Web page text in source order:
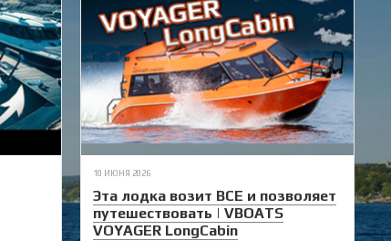
10 ИЮНЯ 2026
Эта лодка возит ВСЕ и позволяет
путешествовать | VBOATS
VOYAGER LongCabin